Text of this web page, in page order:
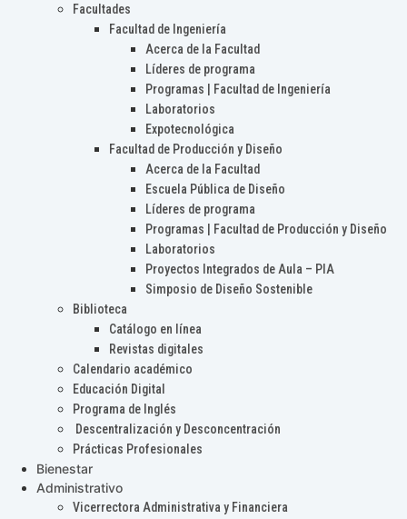
Facultades
Facultad de Ingeniería
Acerca de la Facultad
Líderes de programa
Programas | Facultad de Ingeniería
Laboratorios
Expotecnológica
Facultad de Producción y Diseño
Acerca de la Facultad
Escuela Pública de Diseño
Líderes de programa
Programas | Facultad de Producción y Diseño
Laboratorios
Proyectos Integrados de Aula – PIA
Simposio de Diseño Sostenible
Biblioteca
Catálogo en línea
Revistas digitales
Calendario académico
Educación Digital
Programa de Inglés
Descentralización y Desconcentración
Prácticas Profesionales
Bienestar
Administrativo
Vicerrectora Administrativa y Financiera